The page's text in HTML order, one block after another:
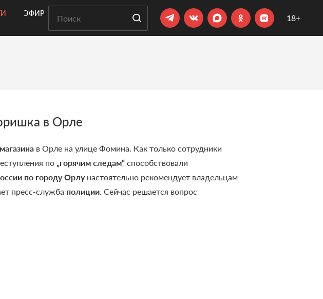
ЭФИР 18+
в Орле
магазина в Орле на улице Фомина. Как только сотрудники
по„горячим следам“ способствовали
по городу Орлунастоятельно рекомендует владельцам
пресс-служба полиции. Сейчас решается вопрос